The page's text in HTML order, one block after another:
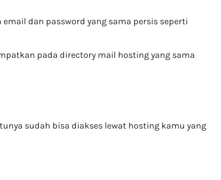
dan password yang sama persis seperti
pada directory mail hosting yang sama
sudah bisa diakses lewat hosting kamu yang